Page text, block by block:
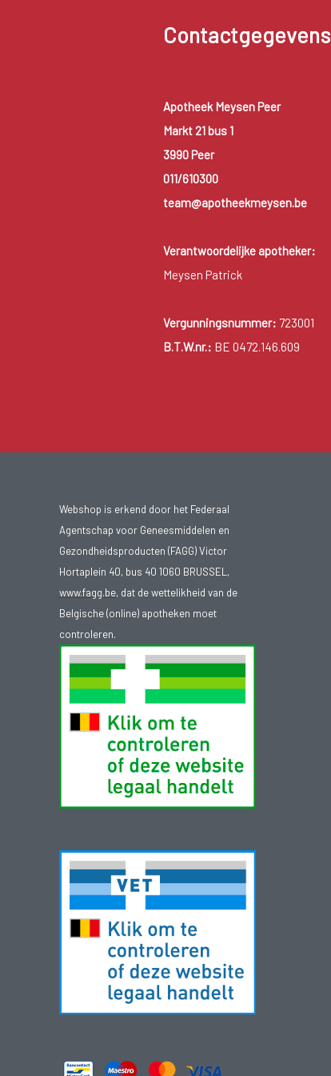
Contactgegevens
Apotheek Meysen Peer
Markt 21 bus 1
3990 Peer
011/610300
team@apotheekmeysen.be
Verantwoordelijke apotheker:
Meysen Patrick
Vergunningsnummer: 723001
B.T.W.nr.: BE 0472.146.609
Webshop is erkend door het Federaal
Agentschap voor Geneesmiddelen en
Gezondheidsproducten (FAGG) Victor
Hortaplein 40, bus 40 1060 BRUSSEL,
www.fagg.be, dat de wettelikheid van de
Belgische (online) apotheken moet
controleren.